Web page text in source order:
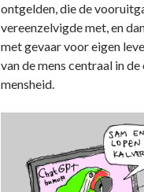
ontgelden, die de
vereenzelvigde met, en
met gevaar voor eigen
van de mens centraal in
mensheid.